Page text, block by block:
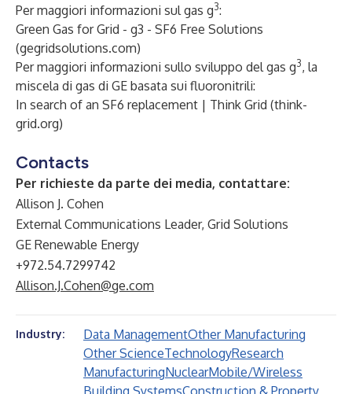
Per maggiori informazioni sul gas g3:
Green Gas for Grid - g3 - SF6 Free Solutions
(gegridsolutions.com)
Per maggiori informazioni sullo sviluppo del gas g3, la
miscela di gas di GE basata sui fluoronitrili:
In search of an SF6 replacement | Think Grid (think-
grid.org)
Contacts
Per richieste da parte dei media, contattare:
Allison J. Cohen
External Communications Leader, Grid Solutions
GE Renewable Energy
+972.54.7299742
Allison.J.Cohen@ge.com
Industry: Data ManagementOther Manufacturing
Other ScienceTechnologyResearch
ManufacturingNuclearMobile/Wireless
Building SystemsConstruction & Property